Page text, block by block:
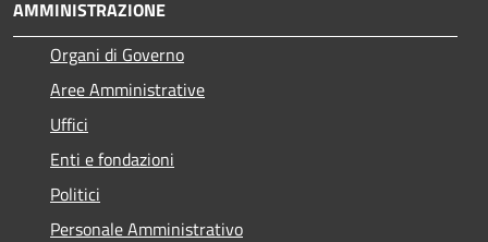
AMMINISTRAZIONE
Organi di Governo
Aree Amministrative
Uffici
Enti e fondazioni
Politici
Personale Amministrativo